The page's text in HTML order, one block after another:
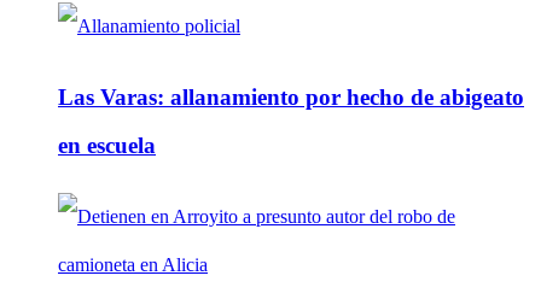
Las Varas: allanamiento por hecho de abigeato
en escuela